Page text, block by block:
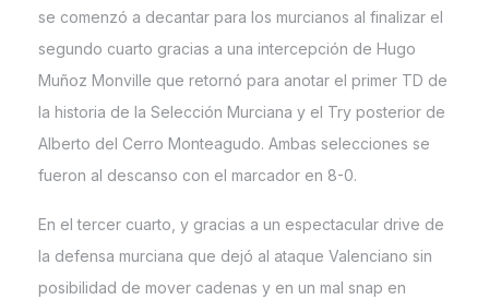
se comenzó a decantar para los murcianos al finalizar el
segundo cuarto gracias a una intercepción de Hugo
Muñoz Monville que retornó para anotar el primer TD de
la historia de la Selección Murciana y el Try posterior de
Alberto del Cerro Monteagudo. Ambas selecciones se
fueron al descanso con el marcador en 8-0.
En el tercer cuarto, y gracias a un espectacular drive de
la defensa murciana que dejó al ataque Valenciano sin
posibilidad de mover cadenas y en un mal snap en